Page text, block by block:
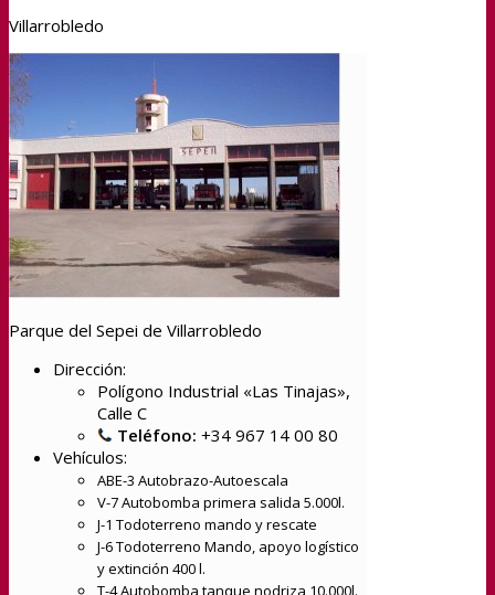
Villarrobledo
Parque del Sepei de Villarrobledo
Dirección:
Polígono Industrial «Las Tinajas»,
Calle C
Teléfono: +34 967 14 00 80
Vehículos:
ABE-3 Autobrazo-Autoescala
V-7 Autobomba primera salida 5.000l.
J-1 Todoterreno mando y rescate
J-6 Todoterreno Mando, apoyo logístico
y extinción 400 l.
T-4 Autobomba tanque nodriza 10.000l.